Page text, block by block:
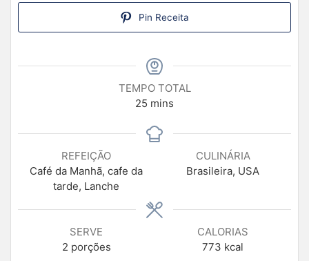
Pin Receita
TEMPO TOTAL
25 mins
REFEIÇÃO
Café da Manhã, cafe da
tarde, Lanche
CULINÁRIA
Brasileira, USA
SERVE
2 porções
CALORIAS
773 kcal